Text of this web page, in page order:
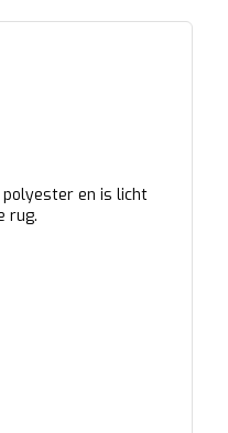
polyester en is licht
rug.